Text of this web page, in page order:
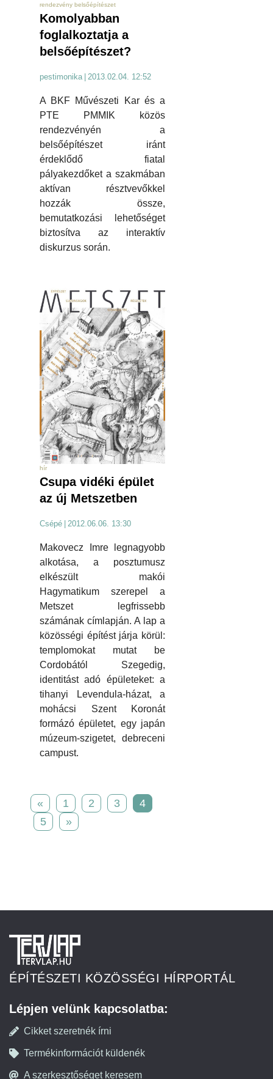
rendezvény belsőépítészet
Komolyabban
foglalkoztatja a
belsőépítészet?
pestimonika 2013.02.04. 12:52
A BKF Művészeti Kar és a
PTE PMMIK közös
rendezvényén a
belsőépítészet iránt
érdeklődő fiatal
pályakezdőket a szakmában
aktívan résztvevőkkel
hozzák össze,
bemutatkozási lehetőséget
biztosítva az interaktív
diskurzus során.
hír
Csupa vidéki épület
az új Metszetben
Csépé 2012.06.06. 13:30
Makovecz Imre legnagyobb
alkotása, a posztumusz
elkészült makói
Hagymatikum szerepel a
Metszet legfrissebb
számának címlapján. A lap a
közösségi építést járja körül:
templomokat mutat be
Cordobától Szegedig,
identitást adó épületeket: a
tihanyi Levendula-házat, a
mohácsi Szent Koronát
formázó épületet, egy japán
múzeum-szigetet, debreceni
campust.
« 1 2 3
4
5
»
ÉPÍTÉSZETI KÖZÖSSÉGI HÍRPORTÁL
Lépjen velünk kapcsolatba:
Cikket szeretnék írni
Termékinformációt küldenék
A szerkesztőséget keresem